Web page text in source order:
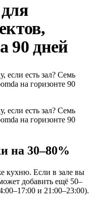
90 дней
если есть зал? Семь
на горизонте 90
если есть зал? Семь
на горизонте 90
на 30–80%
кухню. Если в зале вы
добавить ещё 50–
и 21:00–23:00).